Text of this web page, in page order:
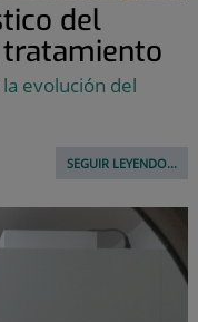
del
evolución del
SEGUIR LEYENDO...